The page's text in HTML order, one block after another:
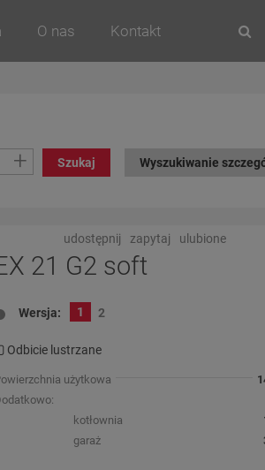
O nas Kontakt
+ Szukaj Wyszukiwanie
udostępnij zapytaj ulubione
21 G2 soft
Wersja: 1 2
Odbicie lustrzane
użytkowa
kotłownia
garaż